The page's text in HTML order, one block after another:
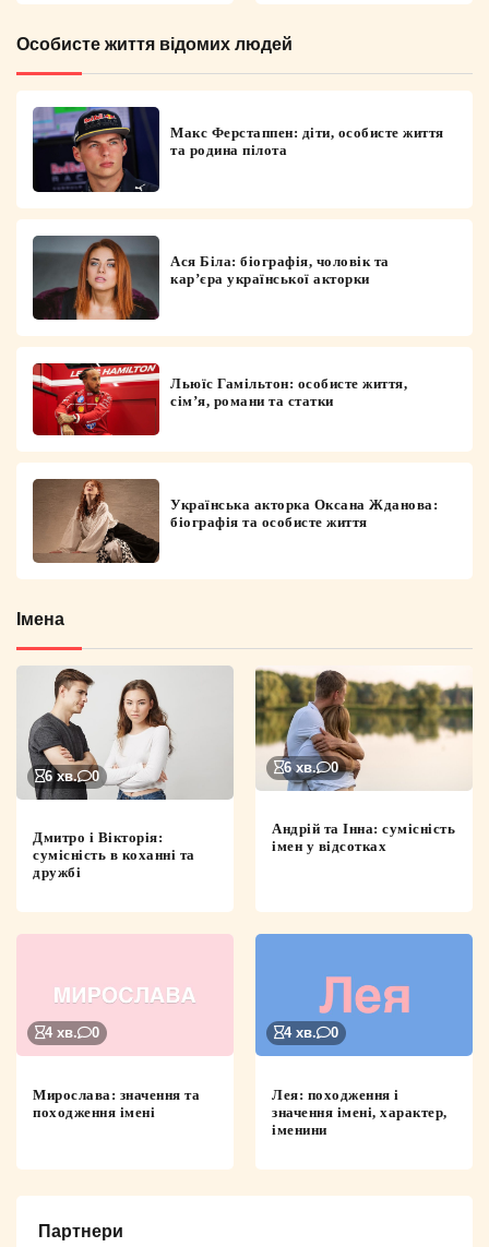
Особисте життя відомих людей
Макс Ферстаппен: діти, особисте життя
та родина пілота
Ася Біла: біографія, чоловік та
кар’єра української акторки
Льюїс Гамільтон: особисте життя,
сім’я, романи та статки
Українська акторка Оксана Жданова:
біографія та особисте життя
Імена
6 хв. 0
Дмитро і Вікторія:
сумісність в коханні та
дружбі
6 хв. 0
Андрій та Інна: сумісність
імен у відсотках
4 хв. 0
Мирослава: значення та
походження імені
4 хв. 0
Лея: походження і
значення імені, характер,
іменини
Партнери